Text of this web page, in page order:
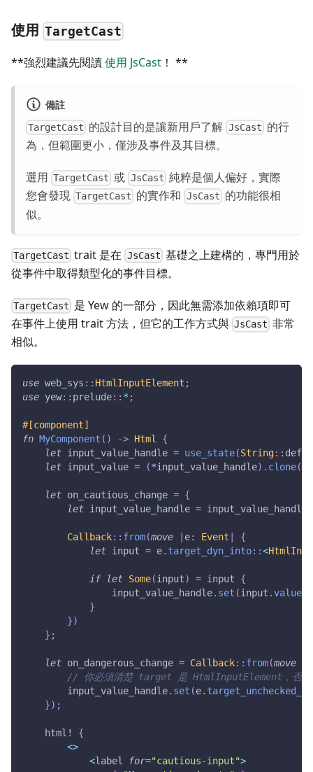
使用 TargetCast
**強烈建議先閱讀使用 JsCast ！ **
備註
TargetCast 的設計目的是讓新用戶了解 JsCast 的行
為，但範圍更小，僅涉及事件及其目標。
選用 TargetCast 或 JsCast 純粹是個人偏好，實際
您會發現 TargetCast 的實作和 JsCast 的功能很相
似。
TargetCast trait 是在 JsCast 基礎之上建構的，專門用於
從事件中取得類型化的事件目標。
TargetCast 是 Yew 的一部分，因此無需添加依賴項即可
在事件上使用 trait 方法，但它的工作方式與 JsCast 非常
相似。
use web_sys :: HtmlInputElement ;
use yew:: prelude:: * ;
#[component]
fn MyComponent ( ) -> Html
{
let input_value_handle = use_state(String::
let input_value = (*input_value_handle) . clone(
let on_cautious_change = {
let input_value_handle = input_value_handle
Callback:: from(move e: Event
{
let input = e. target_dyn_into::<
if let Some(input) = input {
                input_value_handle
. set (input .value
}
})
} ;
let on_dangerous_change = Callback:: from(move
// 你必須清楚 target 是 HtmlInputElement，否則
        input_value_handle
. set (e.
}) ;
html!
{
<>
<label for="cautious-input">